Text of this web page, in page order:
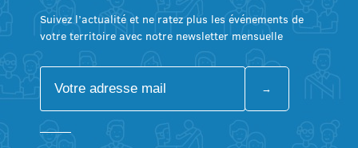
Suivez l’actualité et ne ratez plus les événements de
votre territoire avec notre newsletter mensuelle